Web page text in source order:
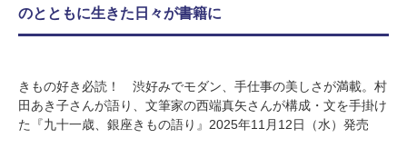
のとともに生きた日々が書籍に
きもの好き必読！ 渋好みでモダン、手仕事の美しさが満載。村
田あき子さんが語り、文筆家の西端真矢さんが構成・文を手掛け
た『九十一歳、銀座きもの語り』2025年11月12日（水）発売